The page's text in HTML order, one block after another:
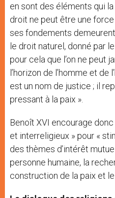
en sont des éléments qui
droit ne peut être une
ses fondements
le droit naturel, donné par
pour cela que l’on ne peut
l’horizon de l’homme et de
est un nom de justice ; il
pressant à la paix ».
Benoît XVI encourage
et interreligieux » pour «
des thèmes d’intérêt
personne humaine, la
construction de la paix et